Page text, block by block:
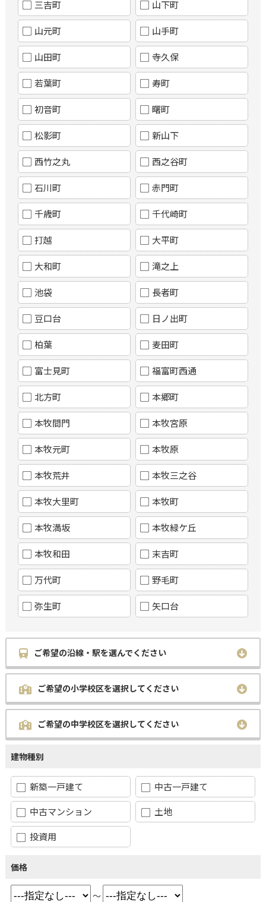
三吉町 山下町
山元町 山手町
山田町 寺久保
若葉町 寿町
初音町 曙町
松影町 新山下
西竹之丸 西之谷町
石川町 赤門町
千歳町 千代崎町
打越 大平町
大和町 滝之上
池袋 長者町
豆口台 日ノ出町
柏葉 麦田町
富士見町 福富町西通
北方町 本郷町
本牧間門 本牧宮原
本牧元町 本牧原
本牧荒井 本牧三之谷
本牧大里町 本牧町
本牧満坂 本牧緑ケ丘
本牧和田 末吉町
万代町 野毛町
弥生町 矢口台
ご希望の沿線・駅を選んでください
ご希望の小学校区を選択してください
ご希望の中学校区を選択してください
建物種別
新築一戸建て
中古一戸建て
中古マンション
土地
投資用
価格
～